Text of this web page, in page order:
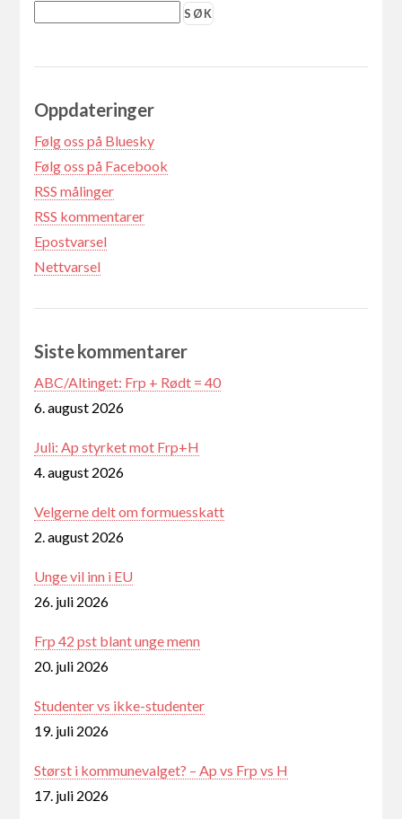
Oppdateringer
Følg oss på Bluesky
Følg oss på Facebook
RSS målinger
RSS kommentarer
Epostvarsel
Nettvarsel
Siste kommentarer
ABC/Altinget: Frp + Rødt = 40
6. august 2026
Juli: Ap styrket mot Frp+H
4. august 2026
Velgerne delt om formuesskatt
2. august 2026
Unge vil inn i EU
26. juli 2026
Frp 42 pst blant unge menn
20. juli 2026
Studenter vs ikke-studenter
19. juli 2026
Størst i kommunevalget? – Ap vs Frp vs H
17. juli 2026